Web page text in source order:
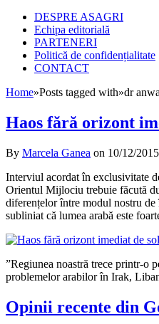
DESPRE ASAGRI
Echipa editorială
PARTENERI
Politică de confidențialitate
CONTACT
Home»Posts tagged with»dr
Haos fără orizont
By Marcela Ganea on 10/12/2015
Interviul acordat în exclusivitate
Orientul Mijlociu trebuie făcută
diferențelor între modul nostru
subliniat că lumea arabă este
”Regiunea noastră trece printr-o
problemelor arabilor în Irak,
Opinii recente din